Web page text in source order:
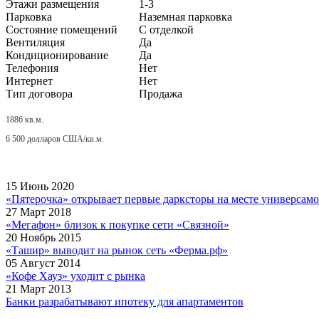
Этажи размещения
1-3
Парковка
Наземная парковка
Состояние помещений
С отделкой
Вентиляция
Да
Кондиционирование
Да
Телефония
Нет
Интернет
Нет
Тип договора
Продажа
1886 кв.м.
6 500 долларов США/кв.м.
15 Июнь 2020
«Пятерочка» открывает первые дарксторы на месте
27 Март 2018
«Мегафон» близок к покупке сети «Связной»
20 Ноябрь 2015
«Ташир» выводит на рынок сеть «Ферма.рф»
05 Август 2014
«Кофе Хауз» уходит с рынка
21 Март 2013
Банки разрабатывают ипотеку для апартаментов